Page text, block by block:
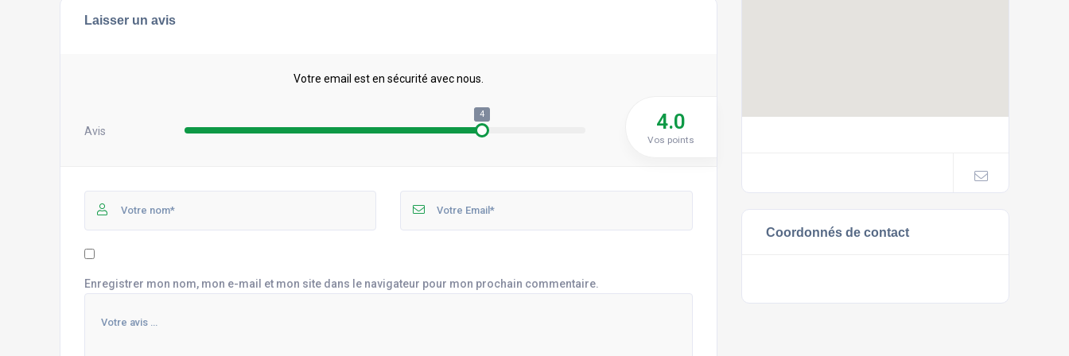
Laisser un avis
Votre email est en sécurité avec nous.
Avis
4 4.0
Vos points
Enregistrer mon nom, mon e-mail et mon site dans le navigateur pour mon prochain commentaire.
Coordonnés de contact